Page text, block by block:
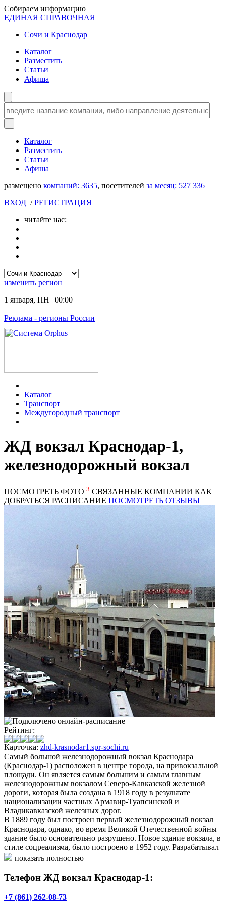
Собираем информацию
ЕДИНАЯ СПРАВОЧНАЯ
Сочи и Краснодар
Каталог
Разместить
Статьи
Афиша
Каталог
Разместить
Статьи
Афиша
размещено компаний: 3635, посетителей за месяц: 527 336
ВХОД /РЕГИСТРАЦИЯ
читайте нас:
изменить регион
1 января, ПН | 00:00
Реклама - регионы России
Каталог
Транспорт
Междугородный транспорт
ЖД вокзал Краснодар-1,
железнодорожный вокзал
ПОСМОТРЕТЬ ФОТО 3 СВЯЗАННЫЕ КОМПАНИИ КАК
ДОБРАТЬСЯ РАСПИСАНИЕ ПОСМОТРЕТЬ ОТЗЫВЫ
Рейтинг:
Карточка: zhd-krasnodar1.spr-sochi.ru
Самый большой железнодорожный вокзал Краснодара
(Краснодар-1) расположен в центре города, на привокзальной
площади. Он является самым большим и самым главным
железнодорожным вокзалом Северо-Кавказской железной
дороги, которая была создана в 1918 году в результате
национализации частных Армавир-Туапсинской и
Владикавказской железных дорог.
В 1889 году был построен первый железнодорожный вокзал
Краснодара, однако, во время Великой Отечественной войны
здание было основательно разрушено. Новое здание вокзала, в
стиле соцреализма, было построено в 1952 году. Разрабатывал
проект вокзала и руководил всеми работами строительства
Недавно железнодорожный вокзал Краснодара подвергся
показать полностью
Телефон ЖД вокзал Краснодар-1:
+7 (861) 262-08-73